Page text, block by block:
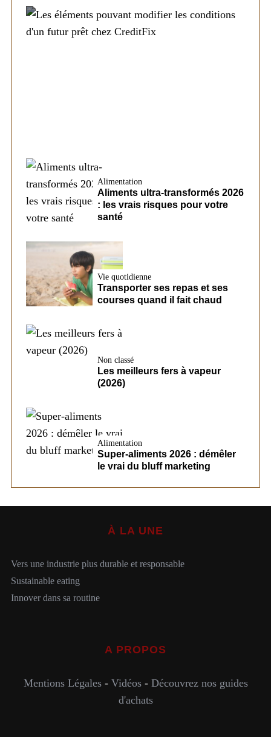
Alimentation
Aliments ultra-transformés 2026
: les vrais risques pour votre
santé
Vie quotidienne
Transporter ses repas et ses
courses quand il fait chaud
Non classé
Les meilleurs fers à vapeur
(2026)
Alimentation
Super-aliments 2026 : démêler
le vrai du bluff marketing
À LA UNE
Vers une industrie plus durable et responsable
Sustainable eating
Innover dans sa routine
A PROPOS
Mentions Légales- Vidéos- Découvrez nos guides
d'achats